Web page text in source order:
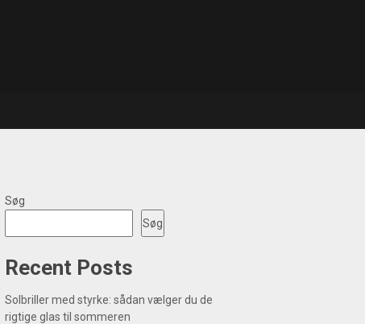
Søg
Søg
Recent Posts
Solbriller med styrke: sådan vælger du de
rigtige glas til sommeren